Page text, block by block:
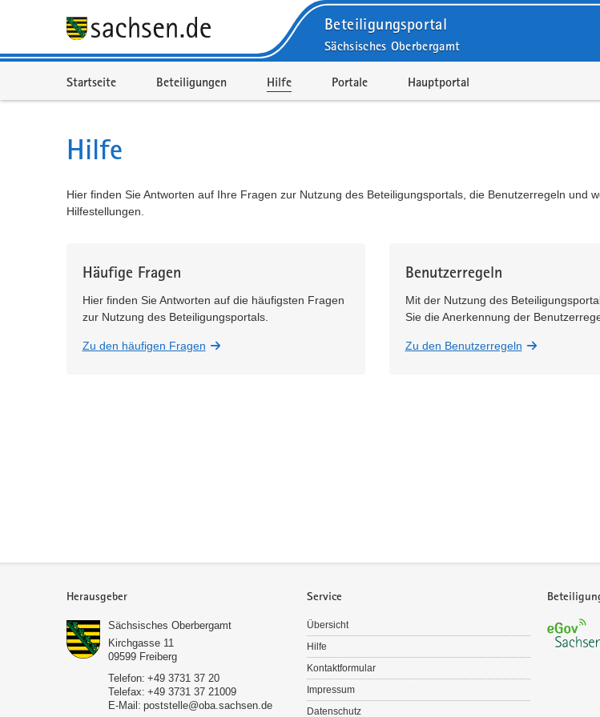
Beteiligungsportal
Sächsisches Oberbergamt
Startseite Beteiligungen Hilfe Portale Hauptportal
Hilfe
Hier finden Sie Antworten auf Ihre Fragen zur Nutzung des Beteiligungsportals, die Benutzerregeln und
Hilfestellungen.
Häufige Fragen
Hier finden Sie Antworten auf die häufigsten Fragen
zur Nutzung des Beteiligungsportals.
Zu den häufigen Fragen
Benutzerregeln
Mit der Nutzung des
Sie die Anerkennung der
Zu den Benutzerregeln
Herausgeber
Sächsisches Oberbergamt
Kirchgasse 11
09599 Freiberg
Telefon: +49 3731 37 20
Telefax: +49 3731 37 21009
E-Mail: poststelle@oba.sachsen.de
Service
Übersicht
Hilfe
Kontaktformular
Impressum
Datenschutz